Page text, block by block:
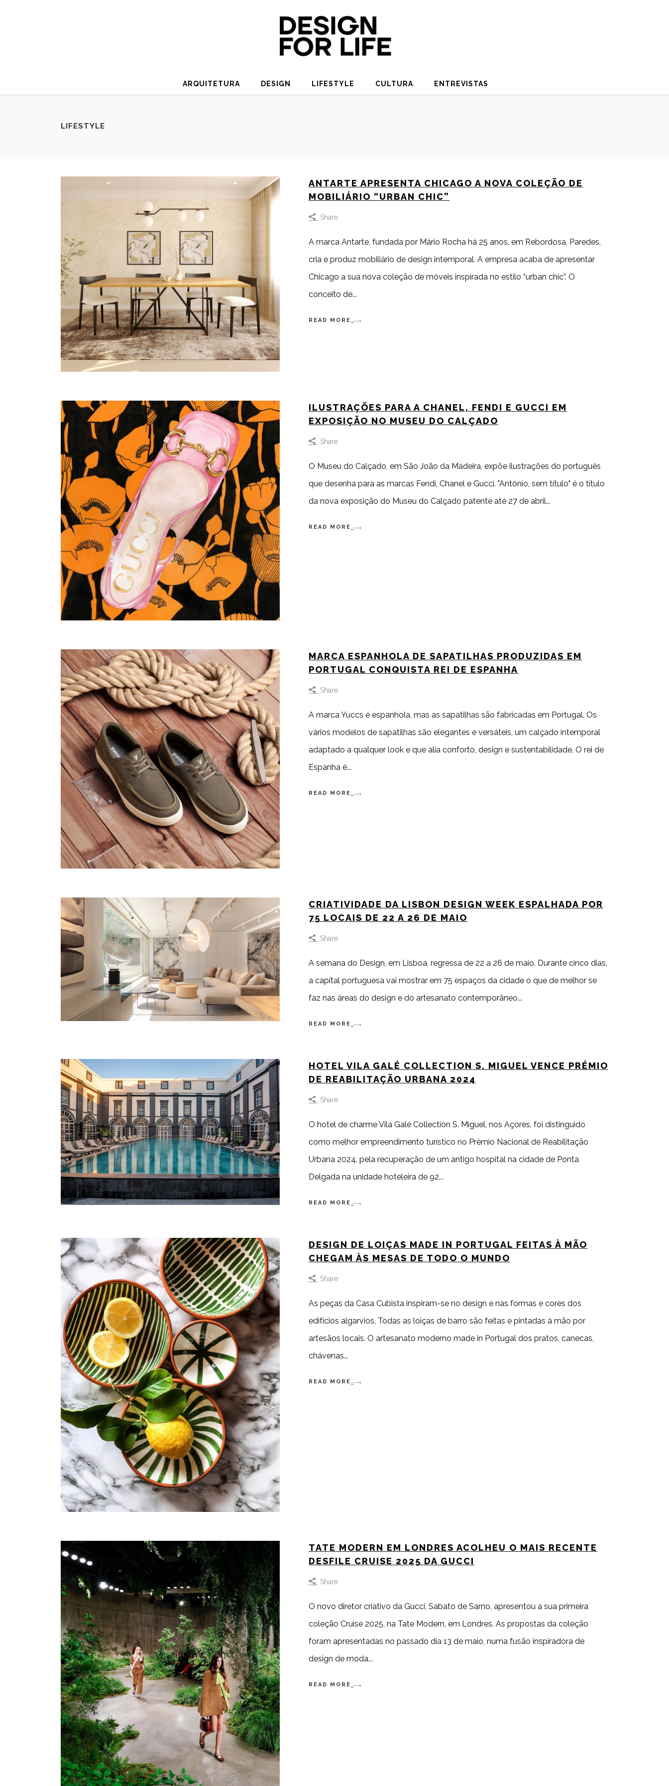
ARQUITETURA DESIGN LIFESTYLE CULTURA ENTREVISTAS
LIFESTYLE
ANTARTE APRESENTA CHICAGO A NOVA COLEÇÃO DE
MOBILIÁRIO “URBAN CHIC”
Share
A marca Antarte, fundada por Mário Rocha há 25 anos, em Rebordosa, Paredes,
cria e produz mobiliário de design intemporal. A empresa acaba de apresentar
Chicago a sua nova coleção de móveis inspirada no estilo “urban chic”. O
conceito de
READ MORE
ILUSTRAÇÕES PARA A CHANEL, FENDI E GUCCI EM
EXPOSIÇÃO NO MUSEU DO CALÇADO
Share
O Museu do Calçado, em São João da Madeira, expõe ilustrações do português
que desenha para as marcas Fendi, Chanel e Gucci. "António, sem título" é o título
da nova exposição do Museu do Calçado patente até 27 de abril
READ MORE
MARCA ESPANHOLA DE SAPATILHAS PRODUZIDAS EM
PORTUGAL CONQUISTA REI DE ESPANHA
Share
A marca Yuccs é espanhola, mas as sapatilhas são fabricadas em Portugal. Os
vários modelos de sapatilhas são elegantes e versáteis, um calçado intemporal
adaptado a qualquer look e que alia conforto, design e sustentabilidade. O rei de
Espanha é
READ MORE
CRIATIVIDADE DA LISBON DESIGN WEEK ESPALHADA POR
75 LOCAIS DE 22 A 26 DE MAIO
Share
A semana do Design, em Lisboa, regressa de 22 a 26 de maio. Durante cinco dias,
a capital portuguesa vai mostrar em 75 espaços da cidade o que de melhor se
faz nas áreas do design e do artesanato contemporâneo
READ MORE
HOTEL VILA GALÉ COLLECTION S. MIGUEL VENCE PRÉMIO
DE REABILITAÇÃO URBANA 2024
Share
O hotel de charme Vila Galé Collection S. Miguel, nos Açores, foi distinguido
como melhor empreendimento turístico no Prémio Nacional de Reabilitação
Urbana 2024, pela recuperação de um antigo hospital na cidade de Ponta
Delgada na unidade hoteleira de 92
READ MORE
DESIGN DE LOIÇAS MADE IN PORTUGAL FEITAS À MÃO
CHEGAM ÀS MESAS DE TODO O MUNDO
Share
As peças da Casa Cubista inspiram-se no design e nas formas e cores dos
edifícios algarvios. Todas as loiças de barro são feitas e pintadas à mão por
artesãos locais. O artesanato moderno made in Portugal dos pratos, canecas,
chávenas
READ MORE
TATE MODERN EM LONDRES ACOLHEU O MAIS RECENTE
DESFILE CRUISE 2025 DA GUCCI
Share
O novo diretor criativo da Gucci, Sabato de Sarno, apresentou a sua primeira
coleção Cruise 2025, na Tate Modern, em Londres. As propostas da coleção
foram apresentadas no passado dia 13 de maio, numa fusão inspiradora de
design de moda
READ MORE